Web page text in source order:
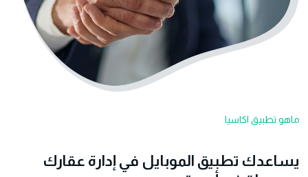
ماهو تطبيق اكاسيا
يساعدك تطبيق الموبايل في إدارة عقارك